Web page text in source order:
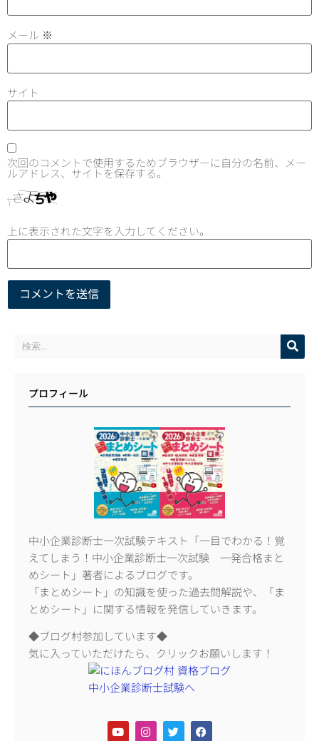
メール ※
サイト
次回のコメントで使用するためブラウザーに自分の名前、メー
ルアドレス、サイトを保存する。
上に表示された文字を入力してください。
プロフィール
中小企業診断士一次試験テキスト「一目でわかる！覚
えてしまう！中小企業診断士一次試験 一発合格まと
めシート」著者によるブログです。
「まとめシート」の知識を使った過去問解説や、「ま
とめシート」に関する情報を発信していきます。
◆ブログ村参加しています◆
気に入っていただけたら、クリックお願いします！